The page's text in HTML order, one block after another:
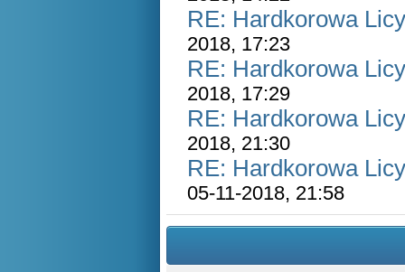
RE: Hardkorowa
2018, 17:23
RE: Hardkorowa
2018, 17:29
RE: Hardkorowa
2018, 21:30
RE: Hardkorowa
05-11-2018, 21:58